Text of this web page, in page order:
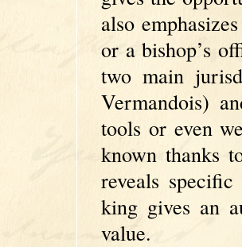
also
or a bishop’s
two main
Vermandois)
tools or even
known thanks
reveals
king gives an
value.